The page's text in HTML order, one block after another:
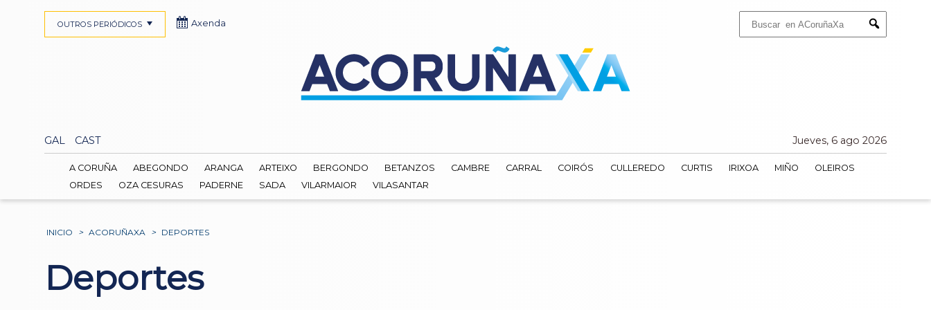
Submit
GAL CAST Jueves, 6 ago 2026
OUTROS PERIÓDICOS Axenda
A CORUÑA ABEGONDO ARANGA ARTEIXO BERGONDO BETANZOS CAMBRE CARRAL COIRÓS CULLEREDO CURTIS IRIXOA MIÑO
OLEIROS
ORDES
OZA CESURAS PADERNE SADA VILARMAIOR VILASANTAR
INICIO > ACORUÑAXA > DEPORTES
Deportes